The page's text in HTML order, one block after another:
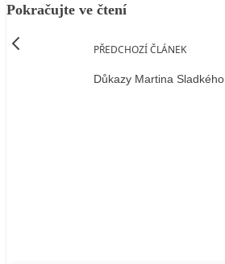
Pokračujte ve čtení
PŘEDCHOZÍ ČLÁNEK
Důkazy Martina Sladkého